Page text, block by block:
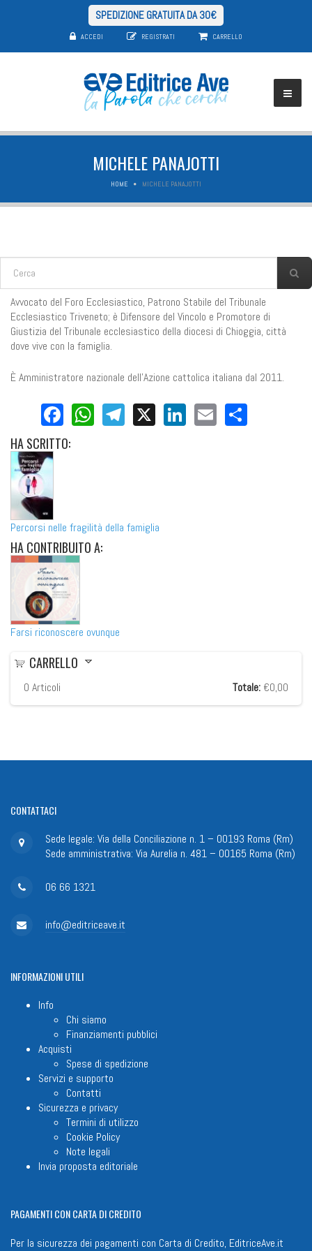
SPEDIZIONE GRATUITA DA 30€
ACCEDI REGISTRATI CARRELLO
MICHELE PANAJOTTI
HOME MICHELE PANAJOTTI
FORM DI RICERCA
Avvocato del Foro Ecclesiastico, Patrono Stabile del Tribunale
Ecclesiastico Triveneto; è Difensore del Vincolo e Promotore di
Giustizia del Tribunale ecclesiastico della diocesi di Chioggia, città
dove vive con la famiglia.
È Amministratore nazionale dell'Azione cattolica italiana dal 2011.
Facebook
WhatsApp
Telegram
X LinkedIn
Email
HASCRITTO:
Percorsi nelle fragilità della famiglia
HACONTRIBUITO A:
Farsi riconoscere ovunque
CARRELLO
0 Articoli Totale: €0,00
CONTATTACI
Sede legale: Via della Conciliazione n. 1 – 00193 Roma (Rm)
Sede amministrativa: Via Aurelia n. 481 – 00165 Roma (Rm)
06 66 1321
info@editriceave.it
INFORMAZIONIUTILI
Info
Chi siamo
Finanziamenti pubblici
Acquisti
Spese di spedizione
Servizi e supporto
Contatti
Sicurezza e privacy
Termini di utilizzo
Cookie Policy
Note legali
Invia proposta editoriale
PAGAMENTICON CARTA DI CREDITO
Per la sicurezza dei pagamenti con Carta di Credito, EditriceAve.it